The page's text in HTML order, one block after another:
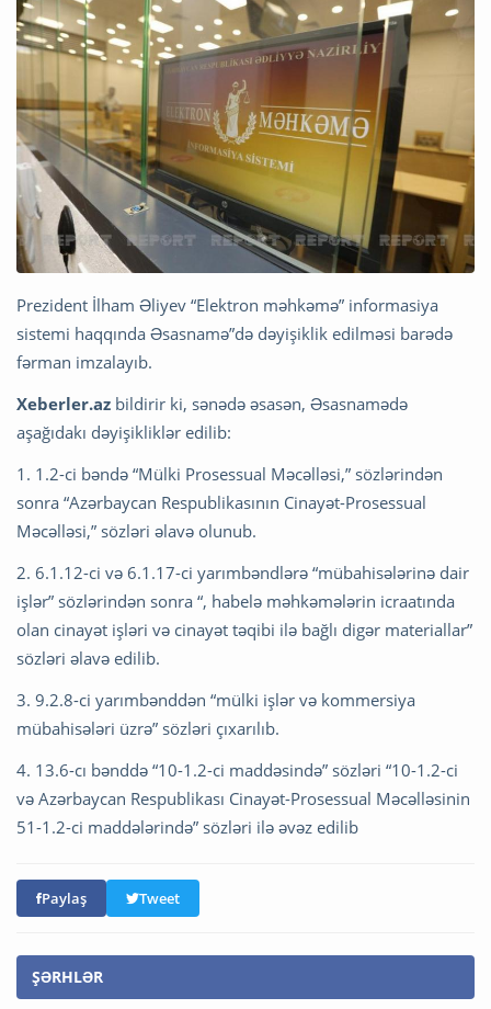
Prezident İlham Əliyev “Elektron məhkəmə” informasiya
sistemi haqqında Əsasnamə”də dəyişiklik edilməsi barədə
fərman imzalayıb.
Xeberler.az bildirir ki, sənədə əsasən, Əsasnamədə
aşağıdakı dəyişikliklər edilib:
1. 1.2-ci bəndə “Mülki Prosessual Məcəlləsi,” sözlərindən
sonra “Azərbaycan Respublikasının Cinayət-Prosessual
Məcəlləsi,” sözləri əlavə olunub.
2. 6.1.12-ci və 6.1.17-ci yarımbəndlərə “mübahisələrinə dair
işlər” sözlərindən sonra “, habelə məhkəmələrin icraatında
olan cinayət işləri və cinayət təqibi ilə bağlı digər materiallar”
sözləri əlavə edilib.
3. 9.2.8-ci yarımbənddən “mülki işlər və kommersiya
mübahisələri üzrə” sözləri çıxarılıb.
4. 13.6-cı bənddə “10-1.2-ci maddəsində” sözləri “10-1.2-ci
və Azərbaycan Respublikası Cinayət-Prosessual Məcəlləsinin
51-1.2-ci maddələrində” sözləri ilə əvəz edilib
Paylaş Tweet
ŞƏRHLƏR